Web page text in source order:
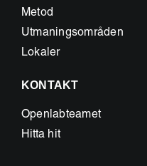
Metod
Utmaningsområden
Lokaler
KONTAKT
Openlabteamet
Hitta hit